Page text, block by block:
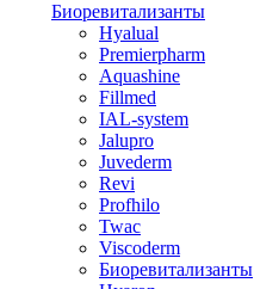
Биоревитализанты
Hyalual
Premierpharm
Aquashine
Fillmed
IAL-system
Jalupro
Juvederm
Revi
Profhilo
Twac
Viscoderm
Биоревитализанты